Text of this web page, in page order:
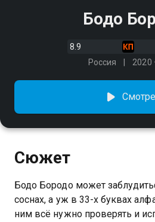
Бодо
8.9
Россия
2020
Сюжет
Бодо Бородо может
соснах, а уж в 33-х буквах
ним всё нужно проверять и